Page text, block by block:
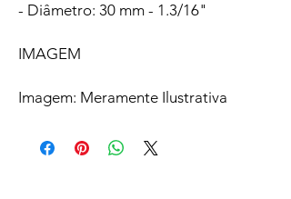
- Diâmetro: 30 mm - 1.3/16"
IMAGEM
Imagem: Meramente Ilustrativa